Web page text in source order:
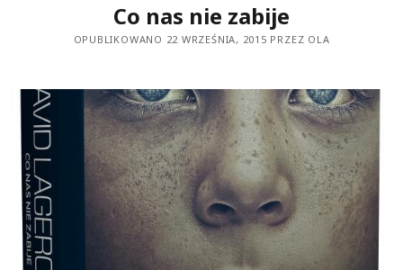
Co nas nie zabije
OPUBLIKOWANO 22 WRZEŚNIA, 2015 PRZEZ OLA